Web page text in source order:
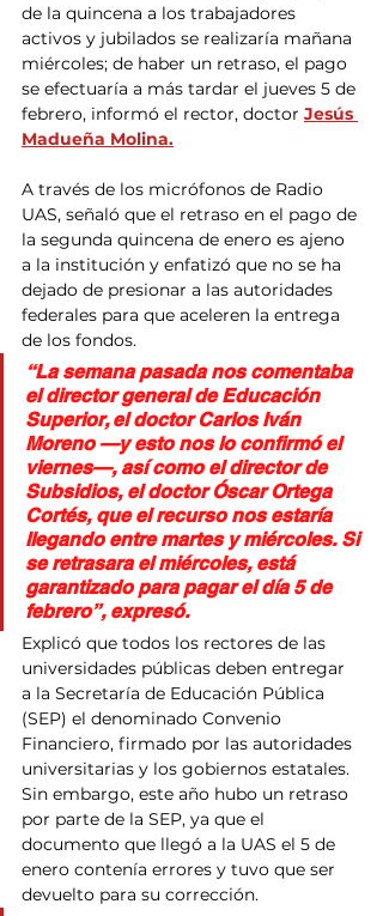
de la quincena a los trabajadores
activos y jubilados se realizaría mañana
miércoles; de haber un retraso, el pago
se efectuaría a más tardar el jueves 5 de
febrero, informó el rector, doctor Jesús
Madueña Molina.
A través de los micrófonos de Radio
UAS, señaló que el retraso en el pago de
la segunda quincena de enero es ajeno
a la institución y enfatizó que no se ha
dejado de presionar a las autoridades
federales para que aceleren la entrega
de los fondos.
“La semana pasada nos comentaba
el director general de Educación
Superior, el doctor Carlos Iván
Moreno —y esto nos lo confirmó el
viernes—, así como el director de
Subsidios, el doctor Óscar Ortega
Cortés, que el recurso nos estaría
llegando entre martes y miércoles. Si
se retrasara el miércoles, está
garantizado para pagar el día 5 de
febrero”, expresó.
Explicó que todos los rectores de las
universidades públicas deben entregar
a la Secretaría de Educación Pública
(SEP) el denominado Convenio
Financiero, firmado por las autoridades
universitarias y los gobiernos estatales.
Sin embargo, este año hubo un retraso
por parte de la SEP, ya que el
documento que llegó a la UAS el 5 de
enero contenía errores y tuvo que ser
devuelto para su corrección.